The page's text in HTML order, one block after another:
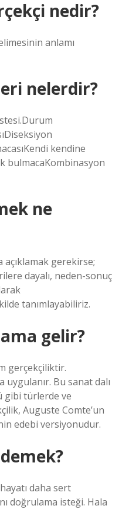
nedir?
anlamı
nelerdir?
kendine
bulmacaKombinasyon
ne
açıklamak gerekirse;
dayalı, neden-sonuç
tanımlayabiliriz.
gelir?
gerçekçiliktir.
Bu sanat dalı
gibi türlerde ve
Auguste Comte’un
edebi versiyonudur.
daha sert
doğrulama isteği. Hala